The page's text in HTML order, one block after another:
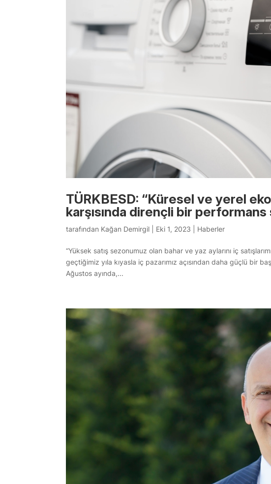
TÜRKBESD: “Küresel ve yerel
karşısında dirençli bir
tarafından Kağan Demirgil Eki 1, 2023 Haberler
“Yüksek satış sezonumuz olan bahar ve yaz aylarını iç
geçtiğimiz yıla kıyasla iç pazarımız açısından daha güçlü bir
Ağustos ayında,...